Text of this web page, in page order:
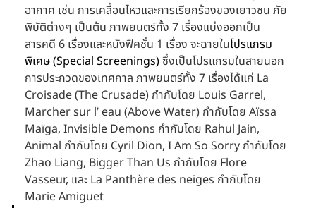
อากาศ เช่น การเคลื่อนไหวและการเรียกร้องของเยาวชน ภัย
พิบัติต่างๆ เป็นต้น ภาพยนตร์ทั้ง 7 เรื่องแบ่งออกเป็น
สารคดี 6 เรื่องและหนังฟิคชั่น 1 เรื่อง จะฉายในโปรแกรม
พิเศษ (Special Screenings) ซึ่งเป็นโปรแกรมในสายนอก
การประกวดของเทศกาล ภาพยนตร์ทั้ง 7 เรื่องได้แก่ La
Croisade (The Crusade) กำกับโดย Louis Garrel,
Marcher sur l’ eau (Above Water) กำกับโดย Aïssa
Maïga, Invisible Demons กำกับโดย Rahul Jain,
Animal กำกับโดย Cyril Dion, I Am So Sorry กำกับโดย
Zhao Liang, Bigger Than Us กำกับโดย Flore
Vasseur, และ La Panthère des neiges กำกับโดย
Marie Amiguet